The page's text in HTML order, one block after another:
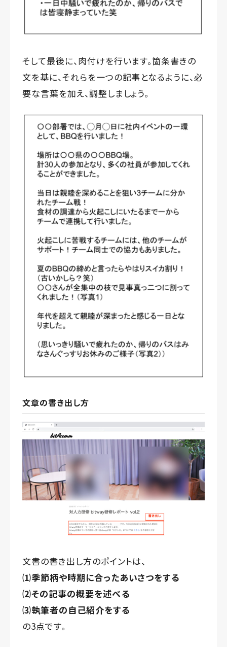
そして最後に、肉付けを行います。箇条書きの
文を基に、それらを一つの記事となるように、必
要な言葉を加え、調整しましょう。
文章の書き出し方
文書の書き出し方のポイントは、
⑴季節柄や時期に合ったあいさつをする
⑵その記事の概要を述べる
⑶執筆者の自己紹介をする
の3点です。